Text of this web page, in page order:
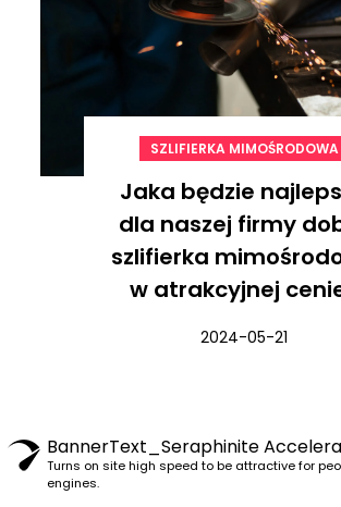
SZLIFIERKA MIMOŚRODOWA
Jaka będzie
dla naszej firmy
szlifierka
w atrakcyjnej
2024-05-21
BannerText_Seraphinite
Turns on site high speed to be attractive for
engines.